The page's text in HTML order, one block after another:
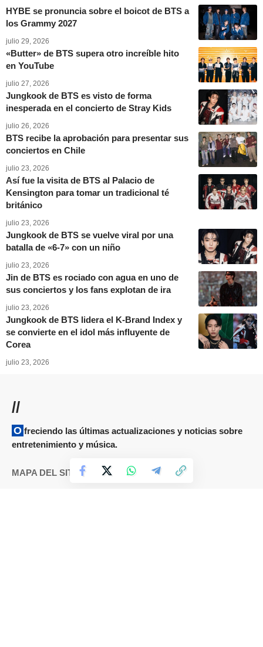
HYBE se pronuncia sobre el boicot de BTS a
los Grammy 2027
julio 29, 2026
«Butter» de BTS supera otro increíble hito
en YouTube
julio 27, 2026
Jungkook de BTS es visto de forma
inesperada en el concierto de Stray Kids
julio 26, 2026
BTS recibe la aprobación para presentar sus
conciertos en Chile
julio 23, 2026
Así fue la visita de BTS al Palacio de
Kensington para tomar un tradicional té
británico
julio 23, 2026
Jungkook de BTS se vuelve viral por una
batalla de «6-7» con un niño
julio 23, 2026
Jin de BTS es rociado con agua en uno de
sus conciertos y los fans explotan de ira
julio 23, 2026
Jungkook de BTS lidera el K-Brand Index y
se convierte en el idol más influyente de
Corea
julio 23, 2026
//
Ofreciendo las últimas actualizaciones y noticias sobre
entretenimiento y música.
MAPA DEL SITIO